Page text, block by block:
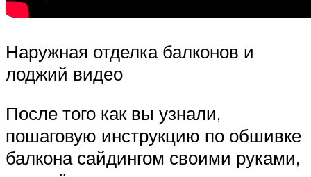
Наружная отделка балконов и
лоджий видео
После того как вы узнали,
пошаговую инструкцию по обшивке
балкона сайдингом своими руками,